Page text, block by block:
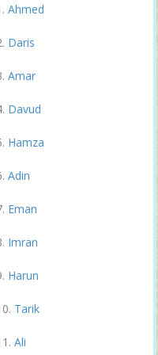
Ahmed
Daris
Amar
Davud
Hamza
Adin
Eman
Imran
Harun
Tarik
Ali